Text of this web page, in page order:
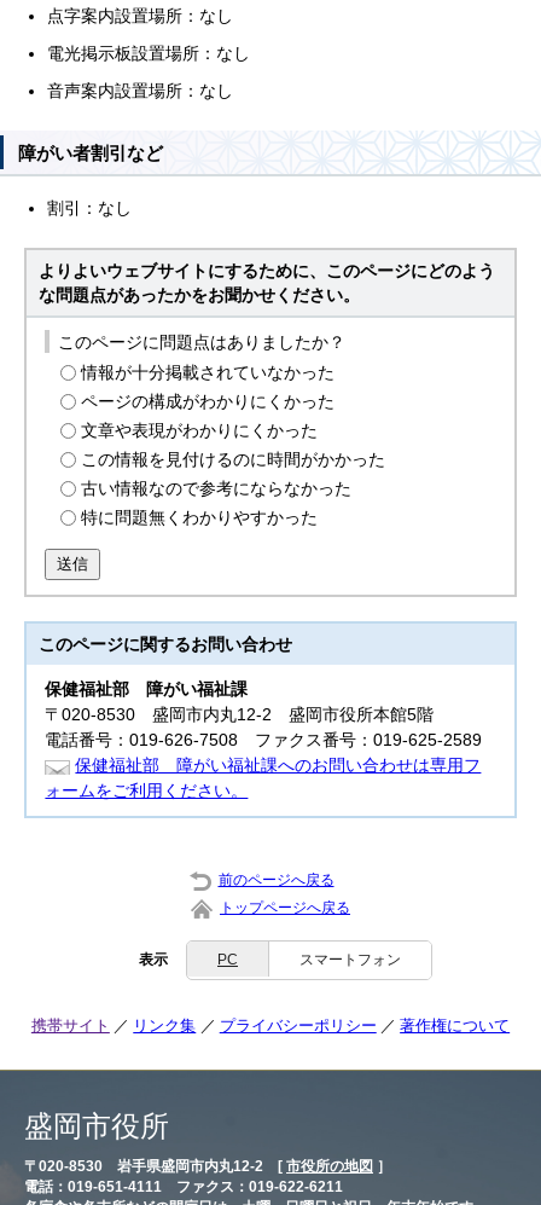
点字案内設置場所：なし
電光掲示板設置場所：なし
音声案内設置場所：なし
障がい者割引など
割引：なし
よりよいウェブサイトにするために、このページにどのよう
な問題点があったかをお聞かせください。
このページに問題点はありましたか？
情報が十分掲載されていなかった
ページの構成がわかりにくかった
文章や表現がわかりにくかった
この情報を見付けるのに時間がかかった
古い情報なので参考にならなかった
特に問題無くわかりやすかった
送信
このページに関するお問い合わせ
保健福祉部
障がい福祉課
〒020-8530 盛岡市内丸12-2 盛岡市役所本館5階
電話番号：019-626-7508 ファクス番号：019-625-2589
保健福祉部 障がい福祉課へのお問い合わせは専用フ
ォームをご利用ください。
前のページへ戻る
トップページへ戻る
表示 PC スマートフォン
携帯サイト リンク集 プライバシーポリシー 著作権について
盛岡市役所
〒020-8530 岩手県盛岡市内丸12-2 [ 市役所の地図 ］
電話：019-651-4111 ファクス：019-622-6211